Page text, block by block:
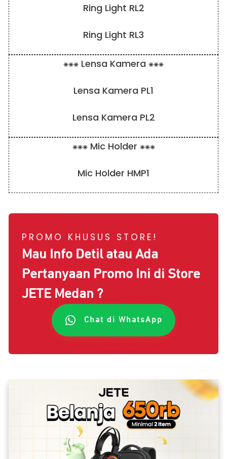
Ring Light RL2
Ring Light RL3
⁕⁕⁕ Lensa Kamera ⁕⁕⁕
Lensa Kamera PL1
Lensa Kamera PL2
⁕⁕⁕ Mic Holder ⁕⁕⁕
Mic Holder HMP1
PROMO KHUSUS STORE!
Mau Info Detil atau Ada
Pertanyaan Promo Ini di Store
JETE Medan ?
Chat di WhatsApp